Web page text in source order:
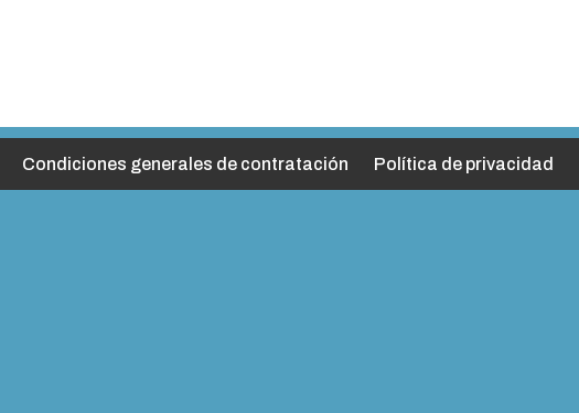
Condiciones generales de contratación Política de privacidad